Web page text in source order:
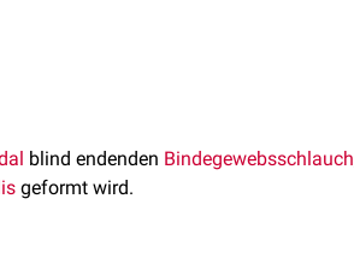
blind endenden Bindegewebsschlauch
geformt wird.